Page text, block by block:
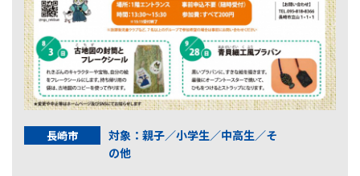
長崎市
対象：親子／小学生／中高生／そ
の他